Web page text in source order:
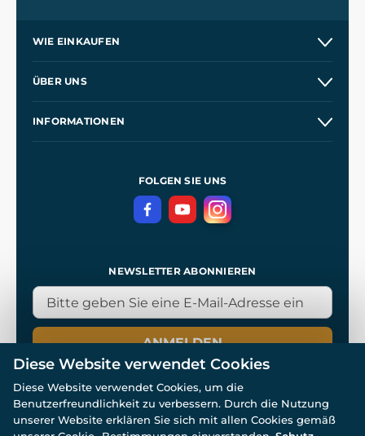
WIE EINKAUFEN
Kontakt
ÜBER UNS
INFORMATIONEN
DatenschutzerklärungFOLGEN SIE UNS
NEWSLETTER ABONNIEREN
ANMELDEN
Diese Website verwendet Cookies
Diese Website verwendet Cookies, um die
Benutzerfreundlichkeit zu verbessern. Durch die Nutzung
unserer Website erklären Sie sich mit allen Cookies gemäß